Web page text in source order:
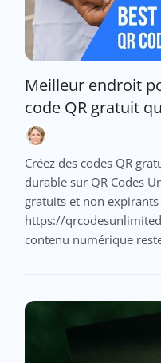
Meilleur endroit
code QR gratuit
Créez des codes QR
durable sur QR Codes
gratuits et non
https://
contenu numérique